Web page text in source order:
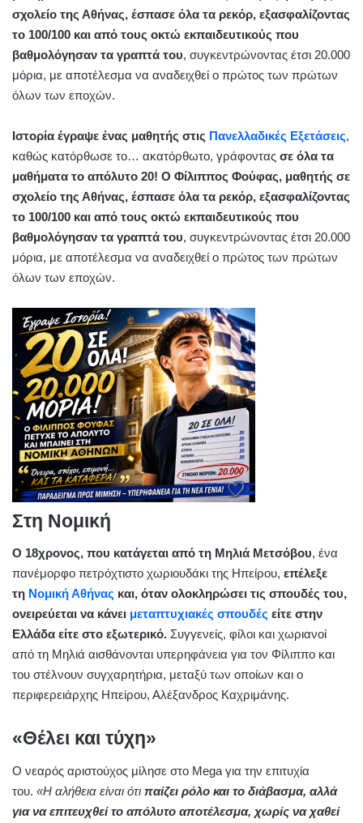
σχολείο της Αθήνας, έσπασε όλα τα ρεκόρ, εξασφαλίζοντας
το 100/100 και από τους οκτώ εκπαιδευτικούς που
βαθμολόγησαν τα γραπτά του, συγκεντρώνοντας έτσι 20.000
μόρια, με αποτέλεσμα να αναδειχθεί ο πρώτος των πρώτων
όλων των εποχών.
Ιστορία έγραψε ένας μαθητής στις Πανελλαδικές Εξετάσεις,
καθώς κατόρθωσε το… ακατόρθωτο, γράφοντας σε όλα τα
μαθήματα το απόλυτο 20! Ο Φίλιππος Φούφας, μαθητής σε
σχολείο της Αθήνας, έσπασε όλα τα ρεκόρ, εξασφαλίζοντας
το 100/100 και από τους οκτώ εκπαιδευτικούς που
βαθμολόγησαν τα γραπτά του, συγκεντρώνοντας έτσι 20.000
μόρια, με αποτέλεσμα να αναδειχθεί ο πρώτος των πρώτων
όλων των εποχών.
Στη Νομική
Ο 18χρονος, που κατάγεται από τη Μηλιά Μετσόβου, ένα
πανέμορφο πετρόχτιστο χωριουδάκι της Ηπείρου, επέλεξε
τη Νομική Αθήνας και, όταν ολοκληρώσει τις σπουδές του,
ονειρεύεται να κάνει μεταπτυχιακές σπουδές είτε στην
Ελλάδα είτε στο εξωτερικό. Συγγενείς, φίλοι και χωριανοί
από τη Μηλιά αισθάνονται υπερηφάνεια για τον Φίλιππο και
του στέλνουν συγχαρητήρια, μεταξύ των οποίων και ο
περιφερειάρχης Ηπείρου, Αλέξανδρος Καχριμάνης.
«Θέλει και τύχη»
Ο νεαρός αριστούχος μίλησε στο Mega για την επιτυχία
του. «Η αλήθεια είναι ότι παίζει ρόλο και το διάβασμα, αλλά
για να επιτευχθεί το απόλυτο αποτέλεσμα, χωρίς να χαθεί